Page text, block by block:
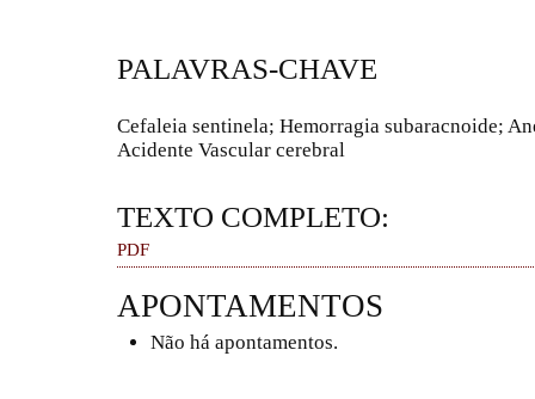
PALAVRAS-CHAVE
Cefaleia sentinela; Hemorragia subaracnoide;
Acidente Vascular cerebral
TEXTO COMPLETO:
PDF
APONTAMENTOS
Não há apontamentos.